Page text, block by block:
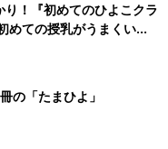
！『初めてのひよこクラ
めての授乳がうまくい
と夏のトラブル 解決テ
の「たまひよ」